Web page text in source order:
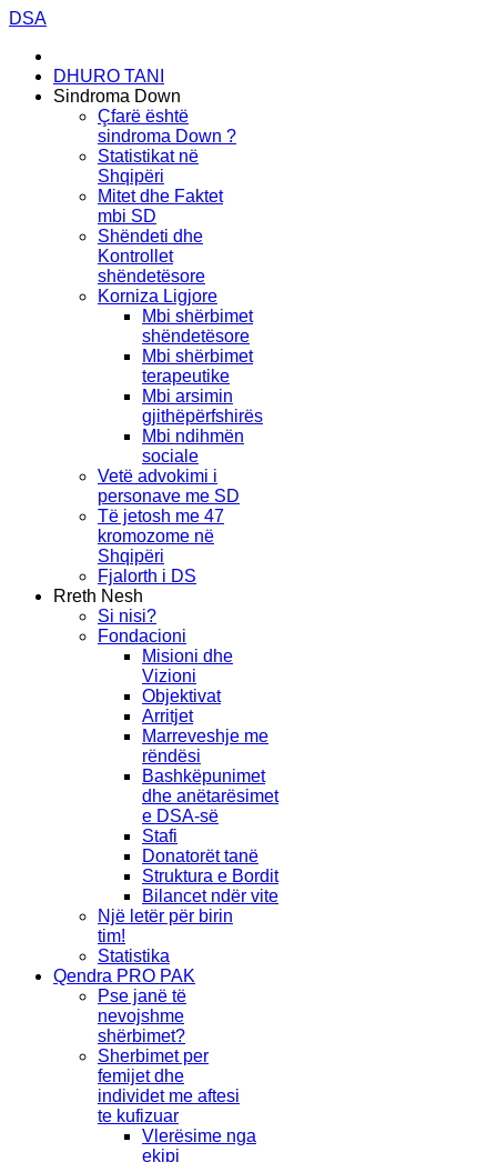
DSA
DHURO TANI
Sindroma Down
Çfarë është
sindroma Down ?
Statistikat në
Shqipëri
Mitet dhe Faktet
mbi SD
Shëndeti dhe
Kontrollet
shëndetësore
Korniza Ligjore
Mbi shërbimet
shëndetësore
Mbi shërbimet
terapeutike
Mbi arsimin
gjithëpërfshirës
Mbi ndihmën
sociale
Vetë advokimi i
personave me SD
Të jetosh me 47
kromozome në
Shqipëri
Fjalorth i DS
Rreth Nesh
Si nisi?
Fondacioni
Misioni dhe
Vizioni
Objektivat
Arritjet
Marreveshje me
rëndësi
Bashkëpunimet
dhe anëtarësimet
e DSA-së
Stafi
Donatorët tanë
Struktura e Bordit
Bilancet ndër vite
Një letër për birin
tim!
Statistika
Qendra PRO PAK
Pse janë të
nevojshme
shërbimet?
Sherbimet per
femijet dhe
individet me aftesi
te kufizuar
Vlerësime nga
ekipi